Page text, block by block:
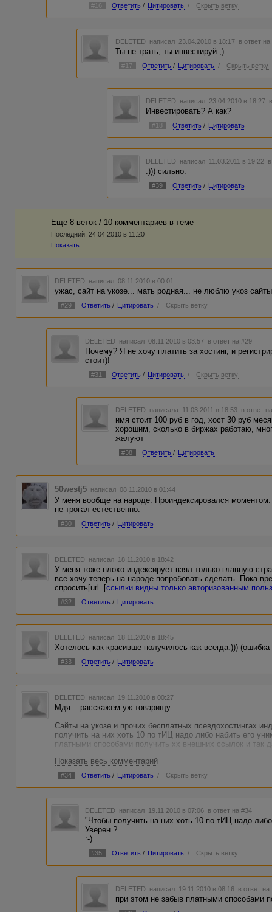
#16 Ответить / Цитировать / Скрыть ветку
DELETED написал 23.04.2010 в 18:17 в ответ
Ты не трать, ты инвестируй ;)
#17 Ответить / Цитировать / Скрыть ветку
DELETED написал 23.04.2010 в 18:27
Инвестировать? А как?
#18 Ответить / Цитировать
DELETED написал 11.03.2011 в 19:22
:))) сильно.
#39 Ответить / Цитировать
Еще 8 веток / 10 комментариев в темe
Последний: 24.04.2010 в 11:20
Показать
DELETED написал 08.11.2010 в 00:01
ужас, сайт на укозе... мать родная... не люблю укоз
#29 Ответить / Цитировать / Скрыть ветку
DELETED написал 08.11.2010 в 03:57 в ответ на #29
Почему? Я не хочу платить за хостинг, и
стоит)!
#31 Ответить / Цитировать / Скрыть ветку
DELETED написала 11.03.2011 в 18:53 в ответ
имя стоит 100 руб в год, хост 30 руб
хорошим, сколько в биржах работаю,
жалуют
#38 Ответить / Цитировать
50westj5 написал 08.11.2010 в 01:44
У меня вообще на народе. Проиндексировался
не трогал естественно.
#30 Ответить / Цитировать
DELETED написал 18.11.2010 в 18:42
У меня тоже плохо индексирует взял только главную
все хочу теперь на народе попробовать сделать. Пока
спросить[url=[ссылки видны только авторизованным
#32 Ответить / Цитировать
DELETED написал 18.11.2010 в 18:45
Хотелось как красивше получилось как всегда.)))
#33 Ответить / Цитировать
DELETED написал 19.11.2010 в 00:27
Мдя... расскажем уж товарищу...
Сайты на укозе и прочих бесплатных псевдохостингах
получить на них хоть 10 по тИЦ надо либо набить его
платными способами получить хх внешних ссылок и так
"Я не хочу платить за хостинг, и регистрировать домены
год за РУ домен и 60 р/месяц(а то и меньше за
Индексация это дело хорошее, но для получения
Показать весь комментарий
#34 Ответить / Цитировать / Скрыть ветку
DELETED написал 19.11.2010 в 07:06 в ответ на #34
"Чтобы получить на них хоть 10 по тИЦ надо
Уверен ?
:-)
#35 Ответить / Цитировать / Скрыть ветку
DELETED написал 19.11.2010 в 08:16 в ответ на
при этом не забыв платными способами